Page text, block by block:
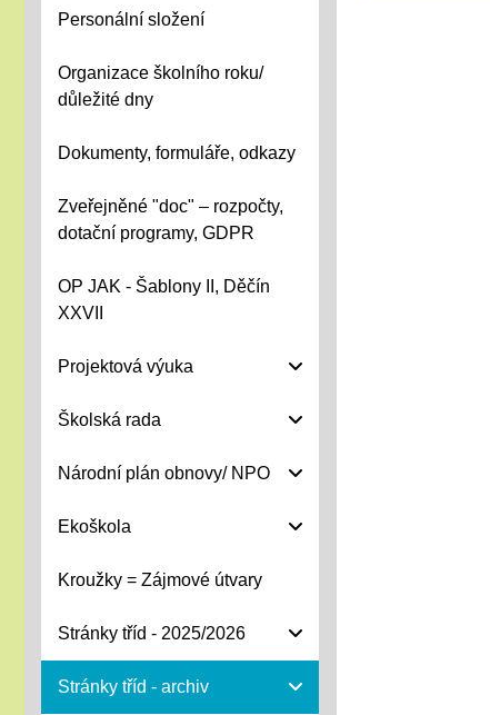
Personální složení
Organizace školního roku/
důležité dny
Dokumenty, formuláře, odkazy
Zveřejněné "doc" – rozpočty,
dotační programy, GDPR
OP JAK - Šablony II, Děčín
XXVII
Projektová výuka
Školská rada
Národní plán obnovy/ NPO
Ekoškola
Kroužky = Zájmové útvary
Stránky tříd - 2025/2026
Stránky tříd - archiv